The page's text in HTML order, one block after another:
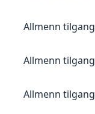
Allmenn tilgang
Allmenn tilgang
Allmenn tilgang